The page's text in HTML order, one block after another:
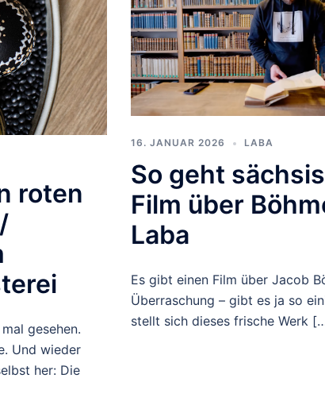
roten
gesehen.
Und wieder
her: Die
16. JANUAR 2026 LABA
So geht
Film über
Laba
Es gibt einen Film über Jacob
Überraschung – gibt es ja so
stellt sich dieses frische Werk